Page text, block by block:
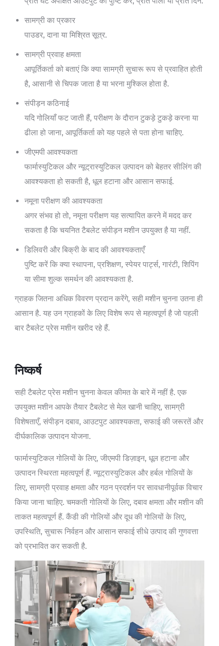
सामग्री का प्रकार
पाउडर, दाना या मिश्रित सूत्र.
सामग्री प्रवाह क्षमता
आपूर्तिकर्ता को बताएं कि क्या सामग्री सुचारू रूप से प्रवाहित होती
है, आसानी से चिपक जाता है या भरना मुश्किल होता है.
संपीड़न कठिनाई
यदि गोलियाँ फट जाती हैं, परीक्षण के दौरान टुकड़े टुकड़े करना या
ढीला हो जाना, आपूर्तिकर्ता को यह पहले से पता होना चाहिए.
जीएमपी आवश्यकता
फार्मास्युटिकल और न्यूट्रास्युटिकल उत्पादन को बेहतर सीलिंग की
आवश्यकता हो सकती है, धूल हटाना और आसान सफाई.
नमूना परीक्षण की आवश्यकता
अगर संभव हो तो, नमूना परीक्षण यह सत्यापित करने में मदद कर
सकता है कि चयनित टैबलेट संपीड़न मशीन उपयुक्त है या नहीं.
डिलिवरी और बिक्री के बाद की आवश्यकताएँ
पुष्टि करें कि क्या स्थापना, प्रशिक्षण, स्पेयर पार्ट्स, गारंटी, शिपिंग
या सीमा शुल्क समर्थन की आवश्यकता है.
ग्राहक जितना अधिक विवरण प्रदान करेंगे, सही मशीन चुनना उतना ही
आसान है. यह उन ग्राहकों के लिए विशेष रूप से महत्वपूर्ण है जो पहली
बार टैबलेट प्रेस मशीन खरीद रहे हैं.
निष्कर्ष
सही टैबलेट प्रेस मशीन चुनना केवल कीमत के बारे में नहीं है. एक
उपयुक्त मशीन आपके तैयार टैबलेट से मेल खानी चाहिए, सामग्री
विशेषताएँ, संपीड़न दबाव, आउटपुट आवश्यकता, सफाई की जरूरतें और
दीर्घकालिक उत्पादन योजना.
फार्मास्युटिकल गोलियों के लिए, जीएमपी डिज़ाइन, धूल हटाना और
उत्पादन स्थिरता महत्वपूर्ण हैं. न्यूट्रास्युटिकल और हर्बल गोलियों के
लिए, सामग्री प्रवाह क्षमता और गठन प्रदर्शन पर सावधानीपूर्वक विचार
किया जाना चाहिए. चमकती गोलियों के लिए, दबाव क्षमता और मशीन की
ताकत महत्वपूर्ण हैं. कैंडी की गोलियों और दूध की गोलियों के लिए,
उपस्थिति, सुचारू निर्वहन और आसान सफाई सीधे उत्पाद की गुणवत्ता
को प्रभावित कर सकती है.